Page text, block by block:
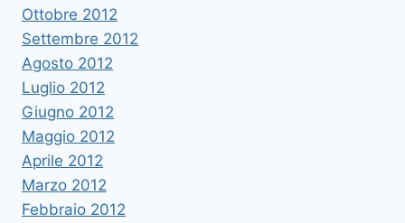
Ottobre 2012
Settembre 2012
Agosto 2012
Luglio 2012
Giugno 2012
Maggio 2012
Aprile 2012
Marzo 2012
Febbraio 2012